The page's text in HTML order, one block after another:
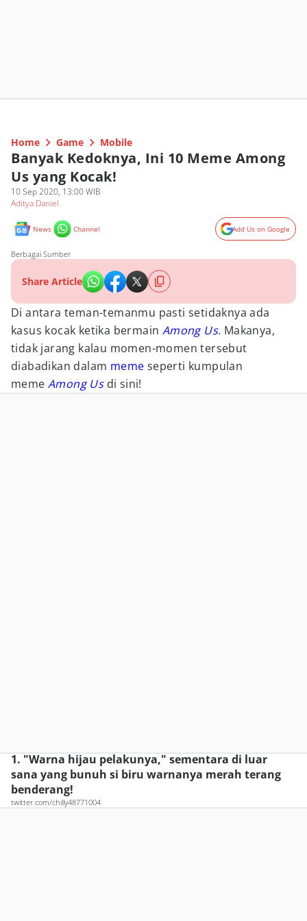
Home Game Mobile
Banyak Kedoknya, Ini 10 Meme Among
Us yang Kocak!
10 Sep 2020, 13:00 WIB
Aditya Daniel
News Channel Add Us on Google
Berbagai Sumber
Share Article
Di antara teman-temanmu pasti setidaknya ada
kasus kocak ketika bermain Among Us. Makanya,
tidak jarang kalau momen-momen tersebut
diabadikan dalam meme seperti kumpulan
meme Among Us di sini!
1. "Warna hijau pelakunya," sementara di luar
sana yang bunuh si biru warnanya merah terang
benderang!
twitter.com/chilly48771004